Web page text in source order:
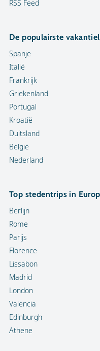
RSS Feed
De populairste
Spanje
Italië
Frankrijk
Griekenland
Portugal
Kroatië
Duitsland
België
Nederland
Top stedentrips in
Berlijn
Rome
Parijs
Florence
Lissabon
Madrid
London
Valencia
Edinburgh
Athene